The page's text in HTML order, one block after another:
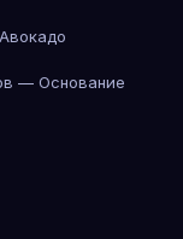
Авокадо
— Основание